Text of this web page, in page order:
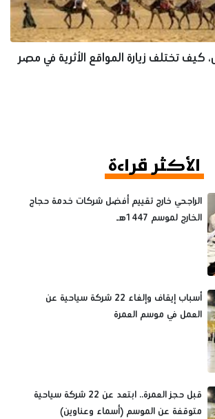
كيف تختلف زيارة المواقع الأثرية في مصر
الأكثر قراءة
الراجحي خارج تقييم أفضل شركات خدمة حجاج
الخارج لموسم 1447هـ
أسباب إيقاف وإلغاء 22 شركة سياحية عن
العمل في موسم العمرة
قبل حجز العمرة.. ابتعد عن 22 شركة سياحية
متوقفة عن الموسم (أسماء وعناوين)